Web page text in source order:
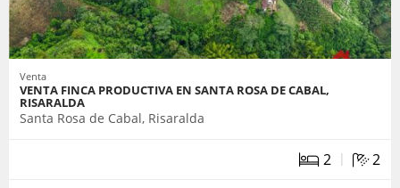
Venta
VENTA FINCA PRODUCTIVA EN SANTA ROSA DE CABAL,
RISARALDA
Santa Rosa de Cabal, Risaralda
2 | 2